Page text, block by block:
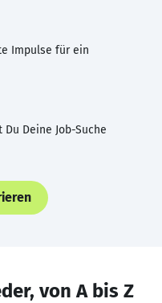
Impulse für ein
Deine Job-Suche
von A bis Z